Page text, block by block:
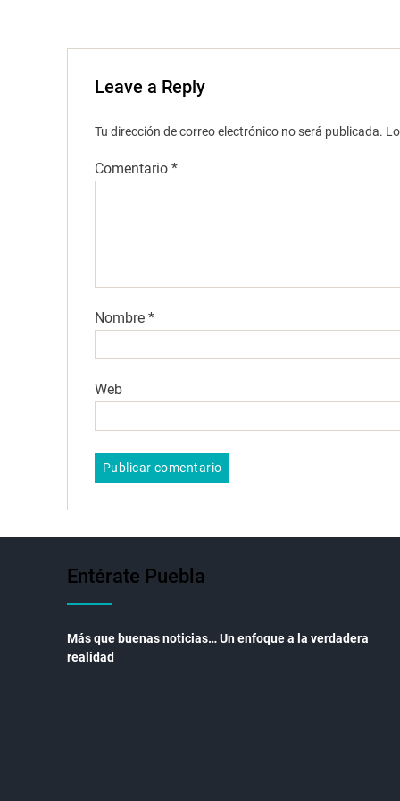
Leave a Reply
Tu dirección de correo electrónico no será publicada.
Comentario *
Nombre *
Web
Entérate Puebla
Más que buenas noticias… Un enfoque a la verdadera
realidad